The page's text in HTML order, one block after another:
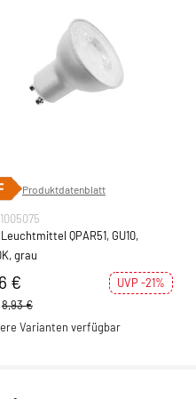
Produktdatenblatt
QPAR51, GU10,
grau
€
UVP -21%
8,93 €
Varianten verfügbar